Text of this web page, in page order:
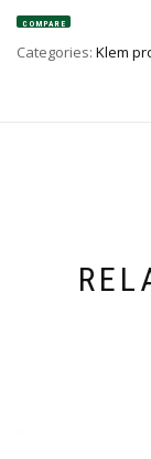
COMPARE
Categories: Klem